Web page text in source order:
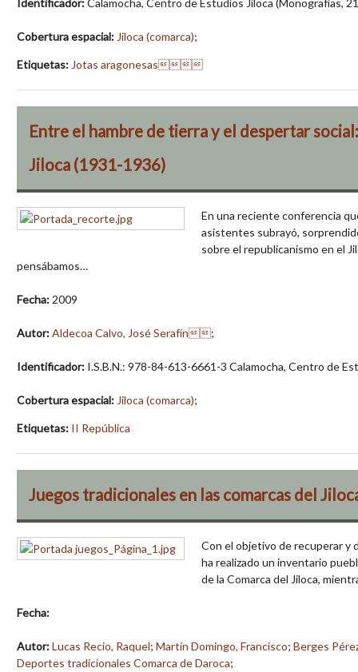
Cobertura espacial: Jiloca (comarca);
Etiquetas: Jotas aragonesas
Entre el hambre de tierra y el despertar
Jiloca (1931-1936)
En una reciente conferencia
asistentes subrayó,
sobre el republicanismo en el
pensábamos…
Fecha: 2009
Autor:Aldecoa Calvo, José Serafín ;
Identificador: I.S.B.N.: 978-84-613-6661-3 Calamocha, Centro de
Cobertura espacial: Jiloca (comarca);
Etiquetas: II República
Juegos tradicionales en las comarcas del
Con el objetivo de recuperar y
ha realizado un inventario
de la Comarca del Jiloca,
Fecha:
Autor:Lucas Recio, Raquel; Martín Domingo, Francisco; Berges
Deportes tradicionales Comarca de Daroca;